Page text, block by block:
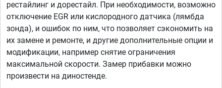
рестайлинг и дорестайл. При необходимости, возможно
отключение EGR или кислородного датчика (лямбда
зонда), и ошибок по ним, что позволяет сэкономить на
их замене и ремонте, и другие дополнительные опции и
модификации, например снятие ограничения
максимальной скорости. Замер прибавки можно
произвести на диностенде.